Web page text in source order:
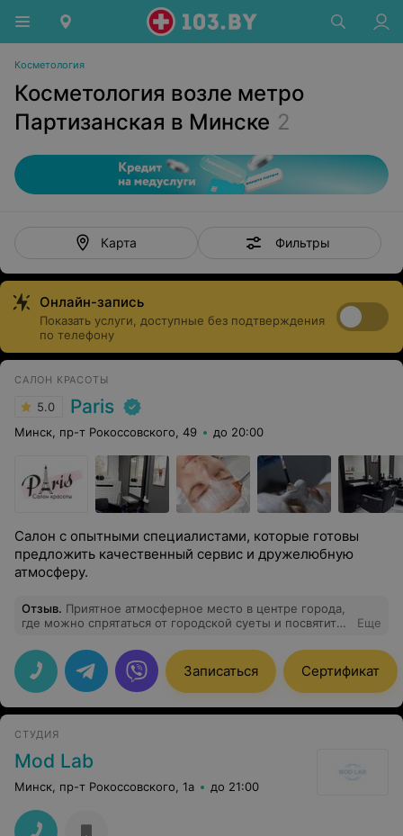
Косметология
Косметология возле метро
Партизанская в Минске 2
Карта Фильтры
Онлайн-запись
Показать услуги, доступные без подтверждения
по телефону
САЛОН КРАСОТЫ
5.0 Paris
Минск, пр-т Рокоссовского, 49 до 20:00
Салон с опытными специалистами, которые готовы
предложить качественный сервис и дружелюбную
атмосферу.
Отзыв. Приятное атмосферное место в центре города,
где можно спрятаться от городской суеты и посвятить
квалифицированные мастера. Благодарю косметолога
Анну за прекрасный результат и доставленное
удовольствие.
Еще
Записаться Сертификат
СТУДИЯ
Mod Lab
Минск, пр-т Рокоссовского, 1а до 21:00